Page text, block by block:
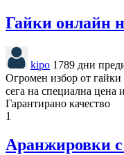
Гайки онлайн
kipo 1789 дни
Огромен избор от
сега на специална
Гарантирано качество
1
Аранжировки